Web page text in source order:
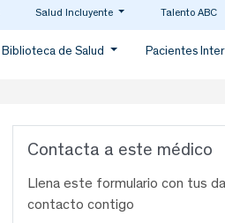
Salud Incluyente Talento ABC
Biblioteca de Salud Pacientes
Contacta a este médico
Llena este formulario con tus
contacto contigo